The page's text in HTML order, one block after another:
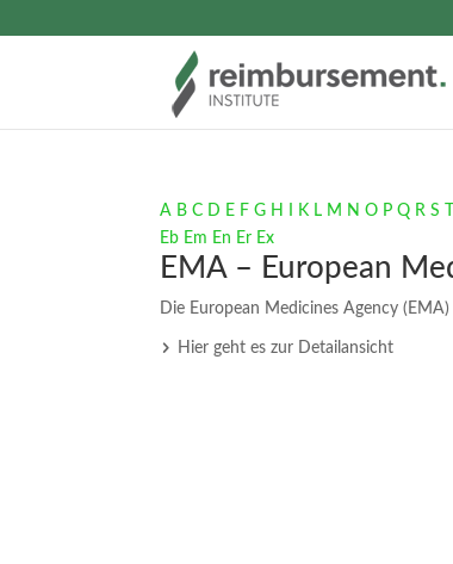
A B C D E F G H K L M N O P Q R S
Eb Em En Er Ex
EMA – European
Die European Medicines Agency
Hier geht es zur Detailansicht